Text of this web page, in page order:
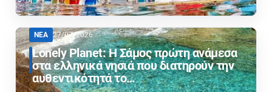
ΝΕΑ 27/07/2026
Lonely Planet: Η Σάμος πρώτη ανάμεσα
στα ελληνικά νησιά που διατηρούν την
αυθεντικότητά το…